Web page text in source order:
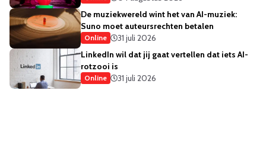
De muziekwereld wint het van AI-muziek:
Suno moet auteursrechten betalen
Online
31 juli 2026
LinkedIn wil dat jij gaat vertellen dat iets AI-
rotzooi is
Online 31 juli 2026